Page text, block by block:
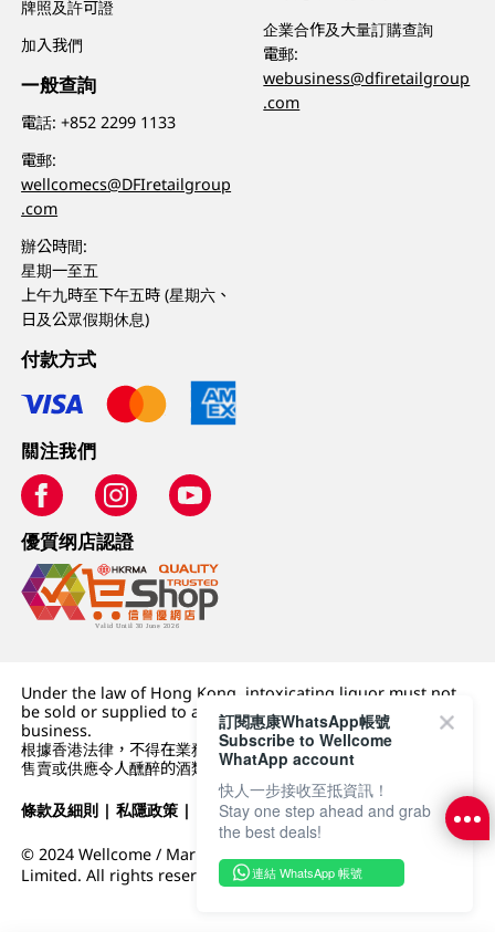
牌照及許可證
加入我們
一般查詢
電話:+852 2299 1133
電郵:
wellcomecs@DFIretailgroup
.com
辦公時間:
星期一至五
上午九時至下午五時 (星期六、
日及公眾假期休息)
企業合作及大量訂購查詢
電郵:
webusiness@dfiretailgroup
.com
付款方式
關注我們
優質纲店認證
Under the law of Hong Kong, intoxicating liquor must not
be sold or supplied to a minor (under 18) in the course of
business.
根據香港法律，不得在業務過程中，向未成年人 (18 歲以下人士)
售賣或供應令人醺醉的酒類。
條款及細則 |私隱政策 | DFI零售集團
© 2024 Wellcome / Market Place. The Dairy Farm Company
Limited. All rights reserved.
訂閱惠康WhatsApp帳號
Subscribe to Wellcome
WhatApp account
快人一步接收至抵資訊！
Stay one step ahead and grab
the best deals!
連結 WhatsApp 帳號